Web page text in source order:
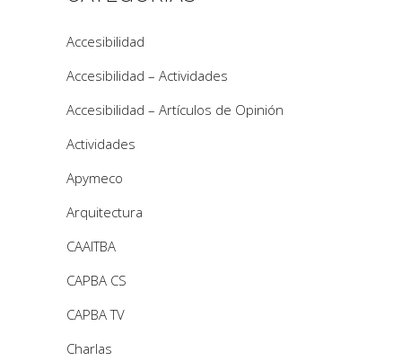
Accesibilidad
Accesibilidad – Actividades
Accesibilidad – Artículos de Opinión
Actividades
Apymeco
Arquitectura
CAAITBA
CAPBA CS
CAPBA TV
Charlas